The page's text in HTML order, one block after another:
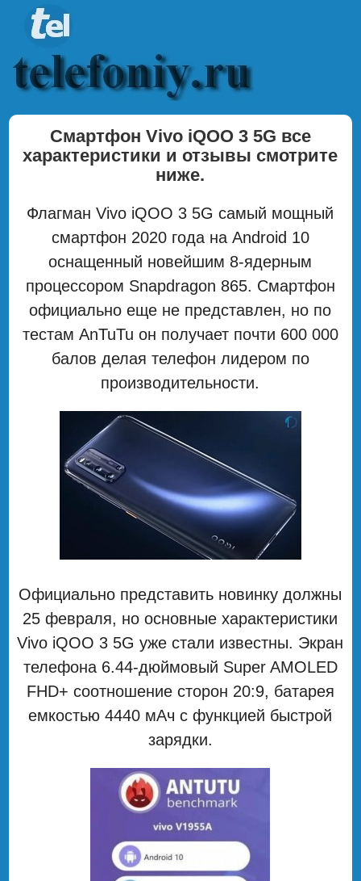
Смартфон Vivo iQOO 3 5G все
характеристики и отзывы смотрите
ниже.
Флагман Vivo iQOO 3 5G самый мощный
смартфон 2020 года на Android 10
оснащенный новейшим 8-ядерным
процессором Snapdragon 865. Смартфон
официально еще не представлен, но по
тестам AnTuTu он получает почти 600 000
балов делая телефон лидером по
производительности.
Официально представить новинку должны
25 февраля, но основные характеристики
Vivo iQOO 3 5G уже стали известны. Экран
телефона 6.44-дюймовый Super AMOLED
FHD+ соотношение сторон 20:9, батарея
емкостью 4440 мАч с функцией быстрой
зарядки.